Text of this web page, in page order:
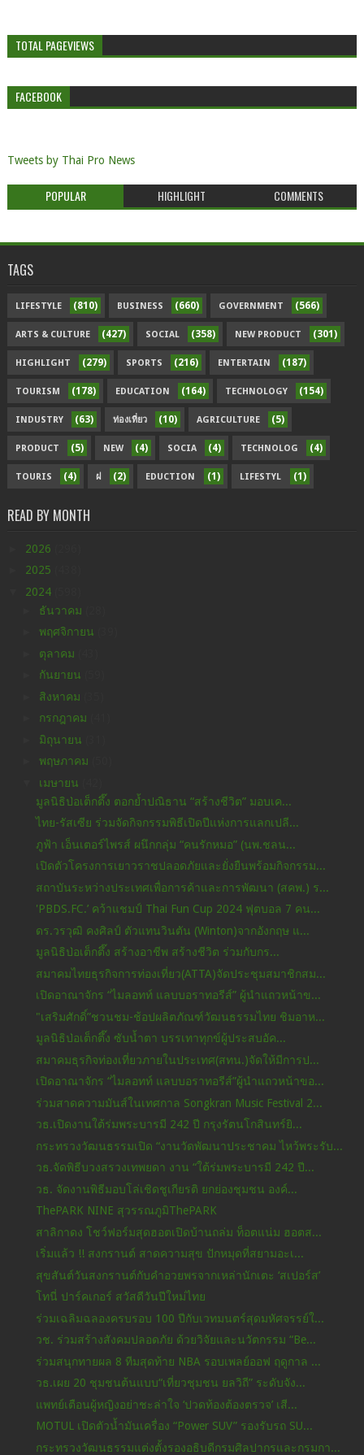
TOTAL PAGEVIEWS
FACEBOOK
Tweets by Thai Pro News
POPULAR HIGHLIGHT COMMENTS
TAGS
LIFESTYLE (810) BUSINESS (660) GOVERNMENT (566)
ARTS & CULTURE (427) SOCIAL (358) NEW PRODUCT (301)
HIGHLIGHT (279) SPORTS (216) ENTERTAIN (187)
TOURISM (178) EDUCATION (164) TECHNOLOGY (154)
INDUSTRY (63) ท่องเที่ยว (10) AGRICULTURE (5)
PRODUCT (5) NEW (4) SOCIA (4) TECHNOLOG (4)
TOURIS (4) ฝ (2) EDUCTION (1) LIFESTYL (1)
READ BY MONTH
2026
2025
2024
ธันวาคม
พฤศจิกายน
ตุลาคม
กันยายน
สิงหาคม
กรกฎาคม
มิถุนายน
พฤษภาคม
เมษายน
มูลนิธิป่อเต็กตึ๊ง ตอกย้ำปณิธาน “สร้างชีวิต” มอบเค...
ไทย-รัสเซีย ร่วมจัดกิจกรรมพิธีเปิดปีแห่งการแลกเปลี...
ภูฟ้า เอ็นเตอร์ไพรส์ ผนึกกลุ่ม “คนรักหมอ” (นพ.ชลน...
เปิดตัวโครงการเยาวราชปลอดภัยและยั่งยืนพร้อมกิจกรรม...
สถาบันระหว่างประเทศเพื่อการค้าและการพัฒนา (สคพ.) ร...
'PBDS.FC.’ คว้าแชมป์ Thai Fun Cup 2024 ฟุตบอล 7 คน...
ดร.วรวุฒิ คงศิลป์ ตัวแทนวินตัน (Winton)จากอังกฤษ แ...
มูลนิธิป่อเต็กตึ๊ง สร้างอาชีพ สร้างชีวิต ร่วมกับกร...
สมาคมไทยธุรกิจการท่องเที่ยว(ATTA)จัดประชุมสมาชิกสม...
เปิดอาณาจักร “ไมลอทท์ แลบบอราทอรีส์” ผู้นำแถวหน้าข...
"เสริมศักดิ์”ชวนชม-ช้อปผลิตภัณฑ์วัฒนธรรมไทย ชิมอาห...
มูลนิธิป่อเต็กตึ๊ง ซับน้ำตา บรรเทาทุกข์ผู้ประสบอัค...
สมาคมธุรกิจท่องเที่ยวภายในประเทศ(สทน.)จัดให้มีการป...
เปิดอาณาจักร “ไมลอทท์ แลบบอราทอรีส์”ผู้นำแถวหน้าขอ...
ร่วมสาดความมันส์ในเทศกาล Songkran Music Festival 2...
วธ.เปิดงานใต้ร่มพระบารมี 242 ปี กรุงรัตนโกสินทร์ยิ...
กระทรวงวัฒนธรรมเปิด “งานวัดพัฒนาประชาคม ไหว้พระรับ...
วธ.จัดพิธีบวงสรวงเทพยดา งาน “ใต้ร่มพระบารมี 242 ปี...
วธ. จัดงานพิธีมอบโล่เชิดชูเกียรติ ยกย่องชุมชน องค์...
ThePARK NINE สุวรรณภูมิThePARK
สาลิกาดง โชว์ฟอร์มสุดฮอตเปิดบ้านถล่ม ท็อตแน่ม ฮอตส...
เริ่มแล้ว !! สงกรานต์ สาดความสุข ปักหมุดที่สยามอะเ...
สุขสันต์วันสงกรานต์กับคำอวยพรจากเหล่านักเตะ ‘สเปอร์ส’
โทนี่ ปาร์คเกอร์ สวัสดีวันปีใหม่ไทย
ร่วมเฉลิมฉลองครบรอบ 100 ปีกับเวทมนตร์สุดมหัศจรรย์ใ...
วช. ร่วมสร้างสังคมปลอดภัย ด้วยวิจัยและนวัตกรรม “Be...
ร่วมสนุกทายผล 8 ทีมสุดท้าย NBA รอบเพลย์ออฟ ฤดูกาล ...
วธ.เผย 20 ชุมชนต้นแบบ“เที่ยวชุมชน ยลวิถี” ระดับจัง...
แพทย์เตือนผู้หญิงอย่าชะล่าใจ ‘ปวดท้องต้องตรวจ’ เสี...
MOTUL เปิดตัวน้ำมันเครื่อง “Power SUV” รองรับรถ SU...
กระทรวงวัฒนธรรมแต่งตั้งรองอธิบดีกรมศิลปากรและกรมกา...